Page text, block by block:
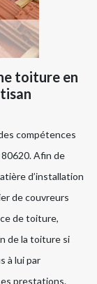
toiture en
compétences
Afin de
d’installation
de couvreurs
de toiture,
de la toiture si
à lui par
prestations.